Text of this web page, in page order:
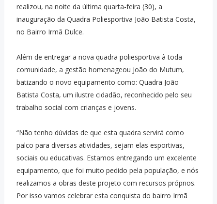
realizou, na noite da última quarta-feira (30), a
inauguração da Quadra Poliesportiva João Batista Costa,
no Bairro Irmã Dulce.
Além de entregar a nova quadra poliesportiva à toda
comunidade, a gestão homenageou João do Mutum,
batizando o novo equipamento como: Quadra João
Batista Costa, um ilustre cidadão, reconhecido pelo seu
trabalho social com crianças e jovens.
“Não tenho dúvidas de que esta quadra servirá como
palco para diversas atividades, sejam elas esportivas,
sociais ou educativas. Estamos entregando um excelente
equipamento, que foi muito pedido pela população, e nós
realizamos a obras deste projeto com recursos próprios.
Por isso vamos celebrar esta conquista do bairro Irmã